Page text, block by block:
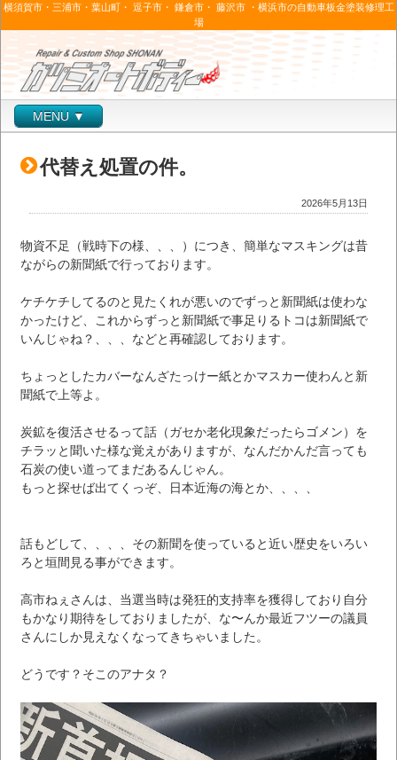
横須賀市・三浦市・葉山町・ 逗子市・ 鎌倉市・ 藤沢市 ・横浜市の自動車板金塗装修理工
場
MENU ▼
代替え処置の件。
2026年5月13日
物資不足（戦時下の様、、、）につき、簡単なマスキングは昔
ながらの新聞紙で行っております。
ケチケチしてるのと見たくれが悪いのでずっと新聞紙は使わな
かったけど、これからずっと新聞紙で事足りるトコは新聞紙で
いんじゃね？、、、などと再確認しております。
ちょっとしたカバーなんざたっけー紙とかマスカー使わんと新
聞紙で上等よ。
炭鉱を復活させるって話（ガセか老化現象だったらゴメン）を
チラッと聞いた様な覚えがありますが、なんだかんだ言っても
石炭の使い道ってまだあるんじゃん。
もっと探せば出てくっぞ、日本近海の海とか、、、、
話もどして、、、、その新聞を使っていると近い歴史をいろい
ろと垣間見る事ができます。
高市ねぇさんは、当選当時は発狂的支持率を獲得しており自分
もかなり期待をしておりましたが、な〜んか最近フツーの議員
さんにしか見えなくなってきちゃいました。
どうです？そこのアナタ？